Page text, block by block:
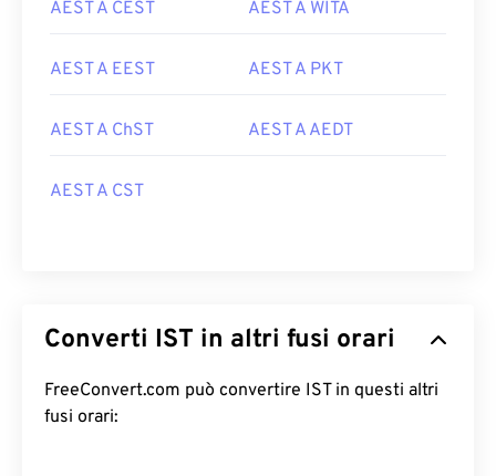
AEST A CEST AEST A WITA
AEST A EEST AEST A PKT
AEST A ChST AEST A AEDT
AEST A CST
Converti IST in altri fusi orari
FreeConvert.com può convertire IST in questi altri
fusi orari: